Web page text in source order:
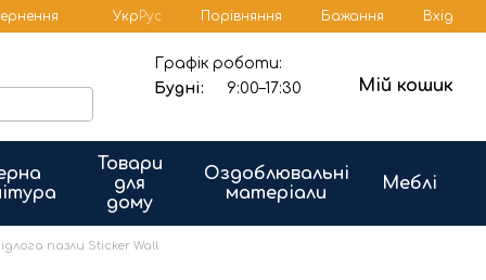
Укр Рус Порівняння Бажання Вхід
Графік роботи:
Будні:
9:00–17:30 Мій кошик
Товари
для
дому
Оздоблювальні
матеріали
Меблі
пазли Sticker Wall